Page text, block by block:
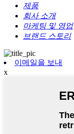
제품
회사 소개
마케팅 및 영업
브랜드 스토리
이메일을 보내
x